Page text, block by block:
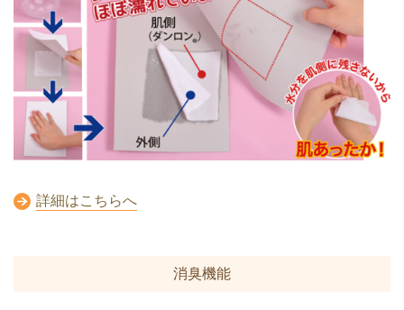
詳細はこちらへ
消臭機能